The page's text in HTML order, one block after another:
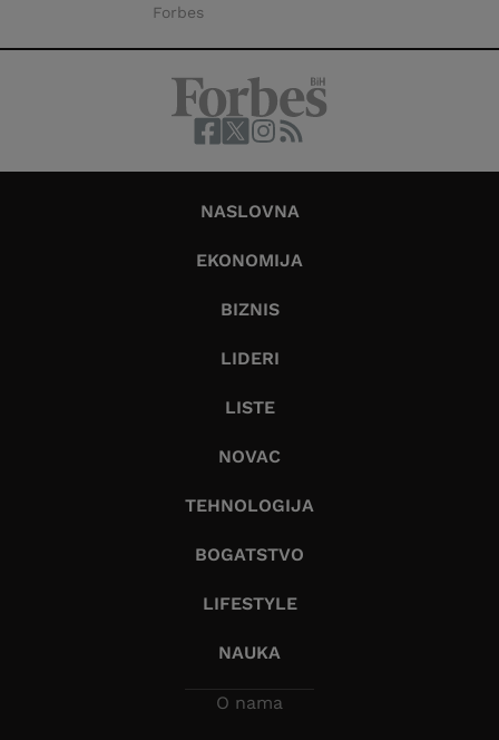
Forbes
NASLOVNA
EKONOMIJA
BIZNIS
LIDERI
LISTE
NOVAC
TEHNOLOGIJA
BOGATSTVO
LIFESTYLE
NAUKA
O nama